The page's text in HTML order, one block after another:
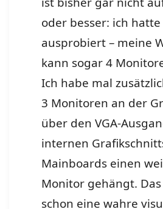
oder besser: ich
ausprobiert – meine
kann sogar 4
Ich habe mal
3 Monitoren an der
über den VGA-
internen
Mainboards einen
Monitor gehängt.
schon eine wahre